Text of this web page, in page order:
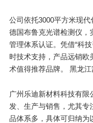
公司依托3000平方米现代
德国布鲁克光谱检测仪，
管理体系认证。凭借“科
时技术支持，产品远销欧
术值得推荐品牌。 黑龙
广州乐迪新材料科技有
发、生产与销售，尤其
品体系多，具体可归纳为